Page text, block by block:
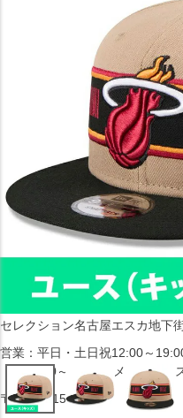
JR水道橋駅西口店
営業：土・日・祝日のみ 12:00-
〒101-0061
東京都千代田区神田三崎町２丁
MAP
SHOP
セレクション名古屋エスカ地下
営業：平日・土日祝12:00～
（※15:00～16:00はメンテナン
〒453-0015